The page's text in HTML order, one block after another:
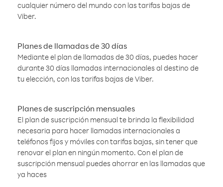
cualquier número del mundo con las tarifas bajas de
Viber.
Planes de llamadas de 30 días
Mediante el plan de llamadas de 30 días, puedes hacer
durante 30 días llamadas internacionales al destino de
tu elección, con las tarifas bajas de Viber.
Planes de suscripción mensuales
El plan de suscripción mensual te brinda la flexibilidad
necesaria para hacer llamadas internacionales a
teléfonos fijos y móviles con tarifas bajas, sin tener que
renovar el plan en ningún momento. Con el plan de
suscripción mensual puedes ahorrar en las llamadas que
ya haces